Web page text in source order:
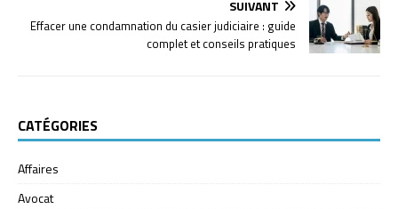
SUIVANT
Effacer une condamnation du casier judiciaire : guide
complet et conseils pratiques
CATÉGORIES
Affaires
Avocat